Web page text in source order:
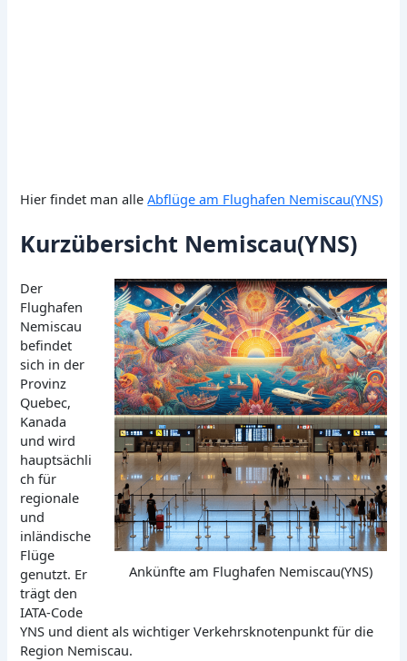
Hier findet man alleAbflüge am Flughafen Nemiscau(YNS)
Kurzübersicht Nemiscau(YNS)
Ankünfte am Flughafen Nemiscau(YNS)
Der
Flughafen
Nemiscau
befindet
sich in der
Provinz
Quebec,
Kanada
und wird
hauptsächli
ch für
regionale
und
inländische
Flüge
genutzt. Er
trägt den
IATA-Code
YNS und dient als wichtiger Verkehrsknotenpunkt für die
Region Nemiscau.